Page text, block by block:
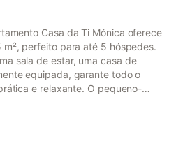
Casa da Ti Mónica oferece
perfeito para até 5 hóspedes.
sala de estar, uma casa de
equipada, garante todo o
e relaxante. O pequeno-
máquina de lavar roupa,